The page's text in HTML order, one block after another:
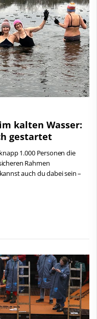
kalten Wasser:
gestartet
1.000 Personen die
Rahmen
auch du dabei sein –